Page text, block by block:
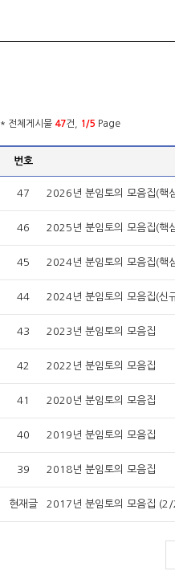
* 전체게시물 47건, 1/5 Page
번호
47 2026년 분임토의 모음집(핵
46 2025년 분임토의 모음집(핵
45 2024년 분임토의 모음집(핵
44 2024년 분임토의 모음집(신
43 2023년 분임토의 모음집
42 2022년 분임토의 모음집
41 2020년 분임토의 모음집
40 2019년 분임토의 모음집
39 2018년 분임토의 모음집
현재글 2017년 분임토의 모음집